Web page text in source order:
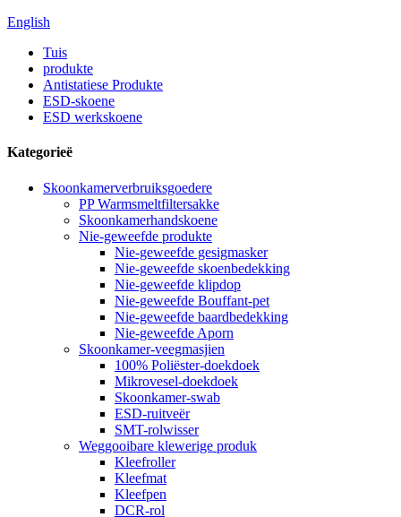
English
Tuis
produkte
Antistatiese Produkte
ESD-skoene
ESD werkskoene
Kategorieë
Skoonkamerverbruiksgoedere
PP Warmsmeltfiltersakke
Skoonkamerhandskoene
Nie-geweefde produkte
Nie-geweefde gesigmasker
Nie-geweefde skoenbedekking
Nie-geweefde klipdop
Nie-geweefde Bouffant-pet
Nie-geweefde baardbedekking
Nie-geweefde Aporn
Skoonkamer-veegmasjien
100% Poliëster-doekdoek
Mikrovesel-doekdoek
Skoonkamer-swab
ESD-ruitveër
SMT-rolwisser
Weggooibare klewerige produk
Kleefroller
Kleefmat
Kleefpen
DCR-rol